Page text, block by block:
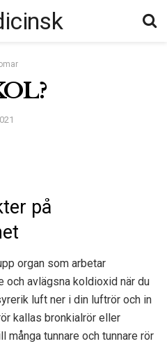
på
organ som arbetar
avlägsna koldioxid när du
luft ner i din luftrör och in
kallas bronkialrör eller
många tunnare och tunnare rör